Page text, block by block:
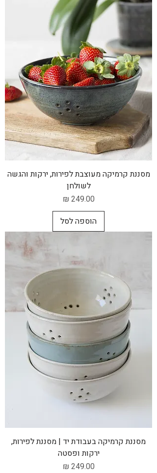
מסננת קרמיקה מעוצבת לפירות, ירקות והגשה
לשולחן
מחיר
הוספה לסל
מסננת קרמיקה בעבודת יד | מסננת לפירות,
ירקות ופסטה
מחיר